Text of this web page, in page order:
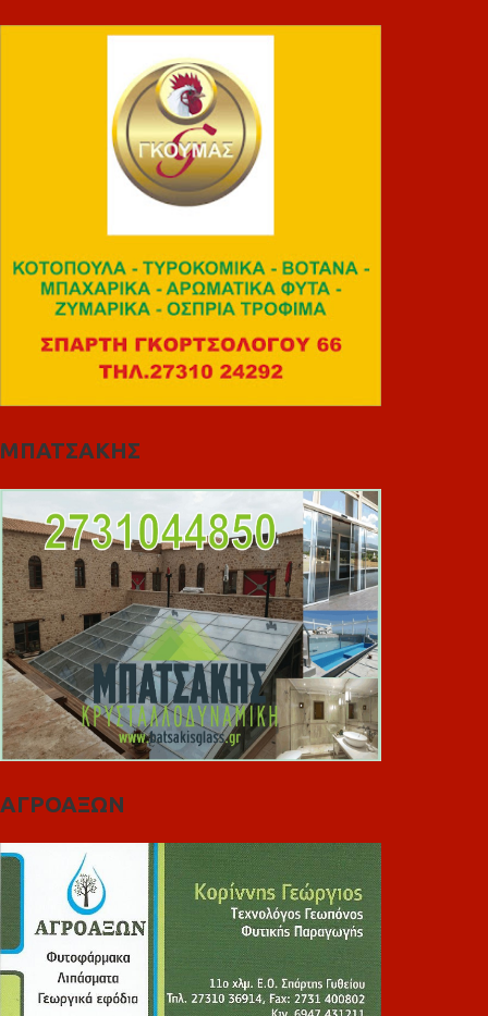
ΜΠΑΤΣΑΚΗΣ
ΑΓΡΟΑΞΩΝ